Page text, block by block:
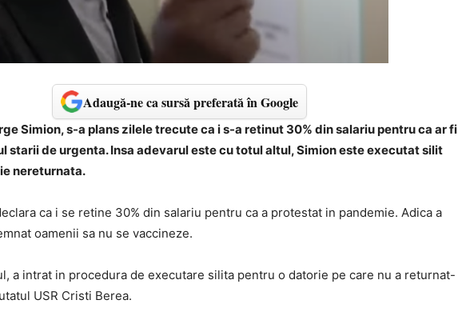
Adaugă-ne ca sursă preferată în Google
Simion, s-a plans zilele trecute ca i s-a retinut 30% din salariu pentru ca ar fi
starii de urgenta. Insa adevarul este cu totul altul, Simion este executat silit
nereturnata.
ca i se retine 30% din salariu pentru ca a protestat in pandemie. Adica a
oamenii sa nu se vaccineze.
a intrat in procedura de executare silita pentru o datorie pe care nu a returnat-
USR Cristi Berea.